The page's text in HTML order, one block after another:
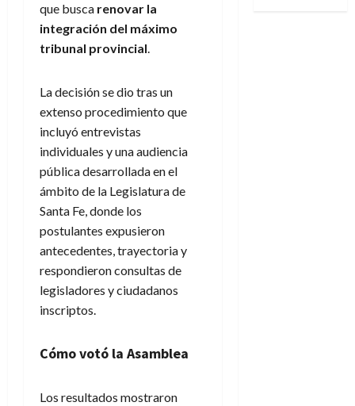
que busca renovar la
integración del máximo
tribunal provincial.
La decisión se dio tras un
extenso procedimiento que
incluyó entrevistas
individuales y una audiencia
pública desarrollada en el
ámbito de la Legislatura de
Santa Fe, donde los
postulantes expusieron
antecedentes, trayectoria y
respondieron consultas de
legisladores y ciudadanos
inscriptos.
Cómo votó la Asamblea
Los resultados mostraron